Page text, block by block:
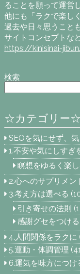
ることを願って運営
他にも「ラクで楽し
過去や日々思うこと
サイトコンセプトな
https://kinisinai-
検索
☆カテゴリー☆
SEOを気にせず、
1.不安や気にしすぎ
瞑想をゆるく楽
2.心へのサプリメン
3.考え方は選べる
引き寄せの法則
感謝グセをつける
4.人間関係をラクに
5.運動・体調管理
6.運気を味方につけ